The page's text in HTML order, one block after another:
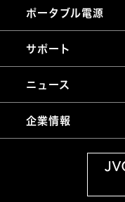
ポータブル電源
サポート
ニュース
企業情報